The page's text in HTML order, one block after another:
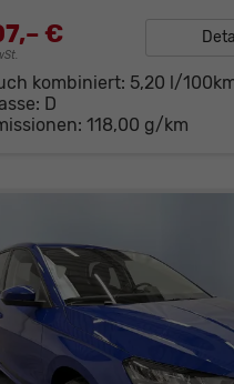
€
kombiniert: 5,20 l/
D
118,00 g/km